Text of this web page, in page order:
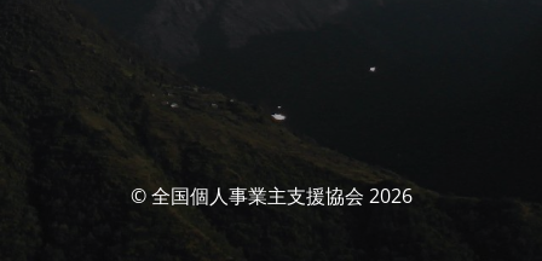
© 全国個人事業主支援協会 2026